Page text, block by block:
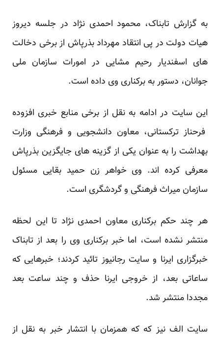
به گزارش تابناک، محمود احمدی نژاد در جلسه دیروز
هیات دولت در پی انتقاد مهرداد بذرپاش از برخی دخالت
های اسفندیار رحیم مشایی در امورات سازمان ملی
جوانان، دستور به برکناری وی داده است.
این سایت در ادامه به نقل از برخی منابع خبری افزوده
فرحناز ترکستانی، معاون دانشجویی و فرهنگی وزارت
بهداشت را به عنوان یکی از گزینه های جایگزین بذرپاش
معرفی کرده اند. وی خواهر زن حمید بقایی مسئول
سازمان میراث فرهنگی و گردشگری است.
هر چند حکم برکناری معاون احمدی نژاد تا این لحظه
منتشر نشده است، اما خبر برکناری وی را بعد از تابناک
خبرگزاری ایرنا و سایت رجانیوز تائید کردند؛ خبرهایی که
ساعاتی بعد، از خروجی ایرنا حذف و چند ساعت بعد
مجددا منتشر شد.
سایت الف نیز که که همزمان با انتشار خبر به نقل از